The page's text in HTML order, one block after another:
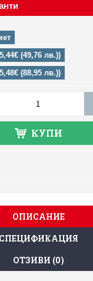
(49,76 лв.))
(88,95 лв.))
КУПИ
ОПИСАНИЕ
СПЕЦИФИКАЦИЯ
ОТЗИВИ (0)